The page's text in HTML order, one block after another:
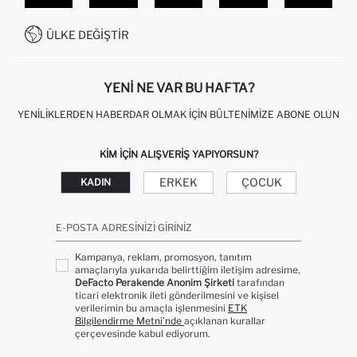
SITEMAP
İŞLEM REHBERI
KAMPANYALAR
0850 333 22 86
ÜLKE DEĞIŞTIR
YENI NE VAR BU HAFTA?
YENILIKLERDEN HABERDAR OLMAK İÇIN BÜLTENIMIZE ABONE OLUN
KIM IÇIN ALIŞVERIŞ YAPIYORSUN?
KADIN ERKEK ÇOCUK
E-POSTA ADRESINIZI GIRINIZ
Kampanya, reklam, promosyon, tanıtım
amaçlarıyla yukarıda belirttiğim iletişim adresime,
DeFacto Perakende Anonim Şirketi tarafından
ticari elektronik ileti gönderilmesini ve kişisel
verilerimin bu amaçla işlenmesini ETK
Bilgilendirme Metni’nde açıklanan kurallar
çerçevesinde kabul ediyorum.